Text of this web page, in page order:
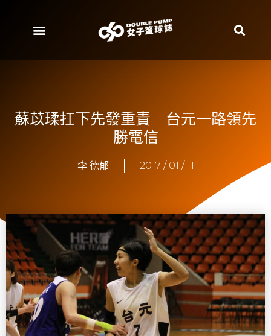
蘇苡瑈扛下先發重責 台元一路領先
勝電信
李 德郁 2017 / 01 / 11